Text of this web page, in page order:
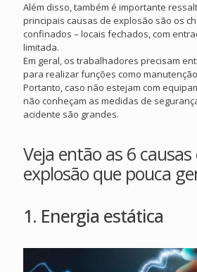
Além disso, também é importante
principais causas de explosão são os
confinados – locais fechados, com
limitada.
Em geral, os trabalhadores precisam
para realizar funções como
Portanto, caso não estejam com
não conheçam as medidas de
acidente são grandes.
Veja então as 6
explosão que pouca
1. Energia estática